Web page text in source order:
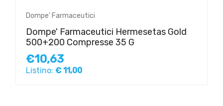
Dompe' Farmaceutici
Dompe' Farmaceutici Hermesetas Gold
500+200 Compresse 35 G
€10,63
Listino: € 11,00